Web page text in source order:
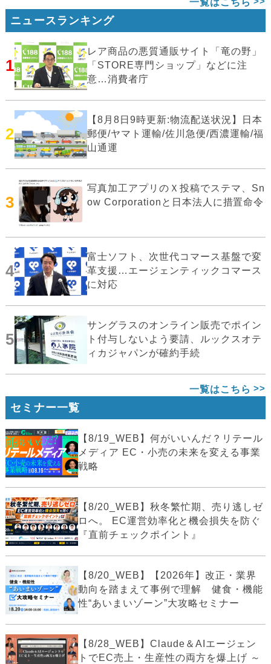
ニュースランキング
1
レア商品の悪質通販サイト「竜の野」
「STORE専門ショップ」などに注
意…消費者庁
2
【8月8日9時更新:物流配送状況】日本
郵便/ヤマト運輸/佐川急便/西濃運輸/福
山通運
3
写真加工アプリのＸ投稿でステマ、Sn
ow Corporationと日本法人に措置命令
4
富士ソフト、次世代コマース基盤で変
革支援…エージェンティックコマース
に対応
5
サングラスのオンライン販売でポイン
ト付与しないよう要請、ルックスオテ
ィカジャパンが確約手続
一覧はこちら
セミナー一覧
【8/19_WEB】何がいいんだ？リテール
メディア EC・小売の未来を変える事業
戦略
【8/20_WEB】秋冬繁忙期、売り逃しゼ
ロへ。 EC運営効率化と機会損失を防ぐ
『直前チェックポイント』
【8/20_WEB】【2026年】改正・業界
動向を踏まえて事例で理解 健食・機能
性“あいまいゾーン”大攻略セミナー
【8/28_WEB】Claude＆AIエージェン
トでEC売上・生産性の両方を爆上げ ～